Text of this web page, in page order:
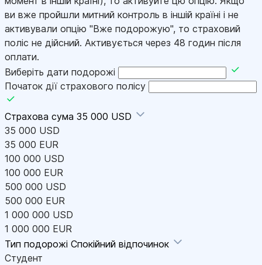
ви вже пройшли митний контроль в іншій країні і не
активували опцію "Вже подорожую", то страховий
поліс не дійсний. Активується через 48 годин після
оплати.
Виберіть дати подорожі
Початок дії страхового полісу
Страхова сума 35 000 USD
35 000 USD
35 000 EUR
100 000 USD
100 000 EUR
500 000 USD
500 000 EUR
1 000 000 USD
1 000 000 EUR
Тип подорожі Спокійний відпочинок
Студент